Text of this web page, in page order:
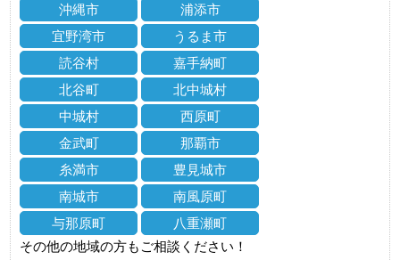
沖縄市
浦添市
宜野湾市
うるま市
読谷村
嘉手納町
北谷町
北中城村
中城村
西原町
金武町
那覇市
糸満市
豊見城市
南城市
南風原町
与那原町
八重瀬町
その他の地域の方もご相談ください！